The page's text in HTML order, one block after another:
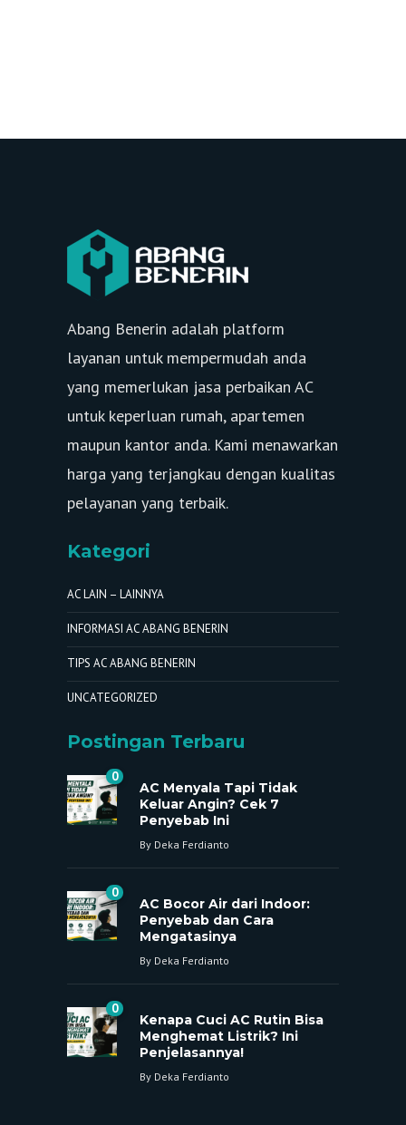
Abang Benerin adalah platform
layanan untuk mempermudah anda
yang memerlukan jasa perbaikan AC
untuk keperluan rumah, apartemen
maupun kantor anda. Kami menawarkan
harga yang terjangkau dengan kualitas
pelayanan yang terbaik.
Kategori
AC LAIN – LAINNYA
INFORMASI AC ABANG BENERIN
TIPS AC ABANG BENERIN
UNCATEGORIZED
Postingan Terbaru
0
AC Menyala Tapi Tidak
Keluar Angin? Cek 7
Penyebab Ini
By Deka Ferdianto
0
AC Bocor Air dari Indoor:
Penyebab dan Cara
Mengatasinya
By Deka Ferdianto
0
Kenapa Cuci AC Rutin Bisa
Menghemat Listrik? Ini
Penjelasannya!
By Deka Ferdianto